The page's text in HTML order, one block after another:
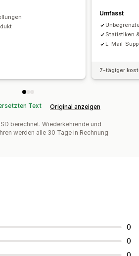
Umfasst
Statistiken
E-Mail-
7-tägiger
Text Original anzeigen
berechnet. Wiederkehrende und
werden alle 30 Tage in Rechnung
0
0